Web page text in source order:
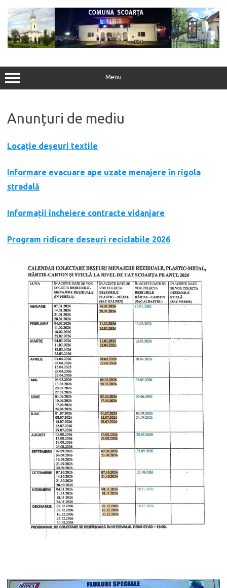
conținut
Menu
Anunțuri de mediu
Locație deșeuri textile
Informare evacuare ape uzate menajere în rigola
stradală
Informații încheiere contracte vidanjare
Program ridicare deseuri reciclabile 2026